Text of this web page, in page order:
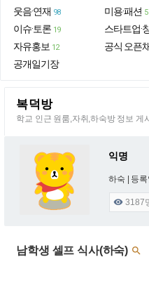
웃음·연재 98
이슈·토론 19
자유홍보 12
공개일기장
미용·패션 5
스타트업·
공식 오픈
복덕방
학교 인근 원룸,자취,하숙방 정보 게
익명
하숙 | 등
 3187
남학생 셀프 식사(하숙) 